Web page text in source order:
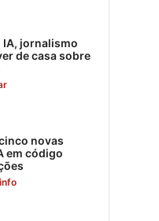
IA, jornalismo
de casa sobre
novas
em código